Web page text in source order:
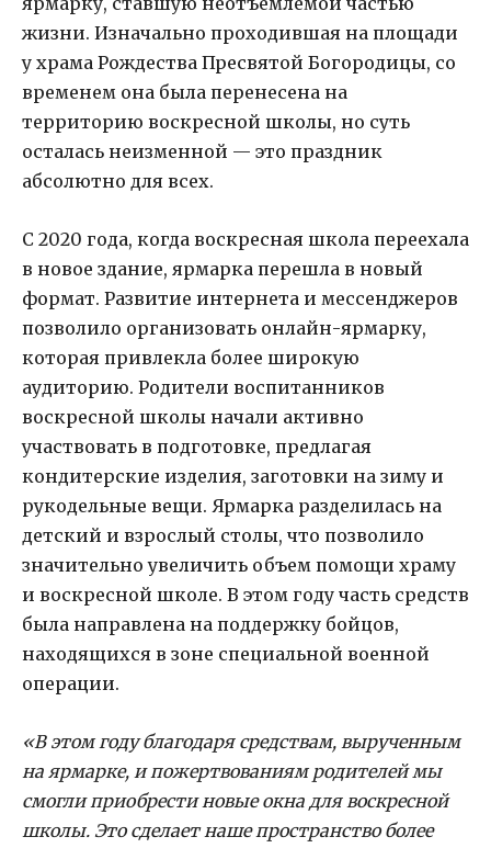
жизни. Изначально проходившая на площади
у храма Рождества Пресвятой Богородицы, со
временем она была перенесена на
территорию воскресной школы, но суть
осталась неизменной — это праздник
абсолютно для всех.
С 2020 года, когда воскресная школа переехала
в новое здание, ярмарка перешла в новый
формат. Развитие интернета и мессенджеров
позволило организовать онлайн-ярмарку,
которая привлекла более широкую
аудиторию. Родители воспитанников
воскресной школы начали активно
участвовать в подготовке, предлагая
кондитерские изделия, заготовки на зиму и
рукодельные вещи. Ярмарка разделилась на
детский и взрослый столы, что позволило
значительно увеличить объем помощи храму
и воскресной школе. В этом году часть средств
была направлена на поддержку бойцов,
находящихся в зоне специальной военной
операции.
«В этом году благодаря средствам, вырученным
на ярмарке, и пожертвованиям родителей мы
смогли приобрести новые окна для воскресной
школы. Это сделает наше пространство более